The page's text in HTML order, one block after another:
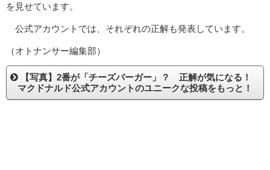
を見せています。
公式アカウントでは、それぞれの正解も発表しています。
（オトナンサー編集部）
【写真】2番が「チーズバーガー」？ 正解が気になる！
マクドナルド公式アカウントのユニークな投稿をもっと！